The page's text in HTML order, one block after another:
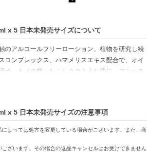
x 5 日本未発売サイズについて
のアルコールフリーローション。植物を研究し続
コンプレックス、ハマメリスエキス配合で、オイ
め、キメの整ったシルクのような肌に。フルーテ
スエキスが肌を整えます。
。
できます。
x 5 日本未発売サイズの注意事項
よっては処方を変更している場合がございます。また、商
ざいます。その場合の返品キャンセルはお受けできません